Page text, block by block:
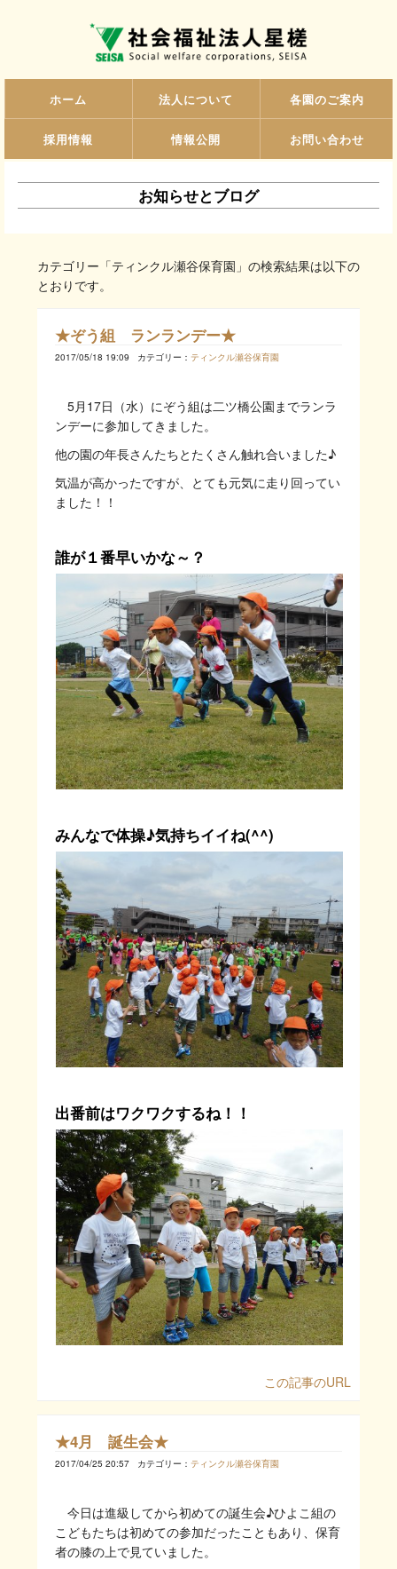
ホーム 法人について 各園のご案内
採用情報 情報公開 お問い合わせ
お知らせとブログ
カテゴリー「ティンクル瀬谷保育園」の検索結果は以下の
とおりです。
★ぞう組 ランランデー★
2017/05/18 19:09 カテゴリー： ティンクル瀬谷保育園
5月17日（水）にぞう組は二ツ橋公園までランラ
ンデーに参加してきました。
他の園の年長さんたちとたくさん触れ合いました♪
気温が高かったですが、とても元気に走り回ってい
ました！！
誰が１番早いかな～？
みんなで体操♪気持ちイイね(^^)
出番前はワクワクするね！！
この記事のURL
★4月 誕生会★
2017/04/25 20:57 カテゴリー： ティンクル瀬谷保育園
今日は進級してから初めての誕生会♪ひよこ組の
こどもたちは初めての参加だったこともあり、保育
者の膝の上で見ていました。